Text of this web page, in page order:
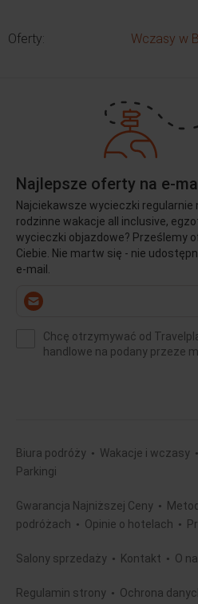
Oferty: Wczasy w
Najlepsze oferty na e-
Najciekawsze wycieczki regularnie
rodzinne wakacje all inclusive,
wycieczki objazdowe? Prześlemy
Ciebie. Nie martw się - nie
e-mail.
Wprowadź
swój
(wymagane)
Chcę otrzymywać od
handlowe na podany przeze
Biura podróży Wakacje i wczasy
Parkingi
Gwarancja Najniższej Ceny
podróżach
Opinie o hotelach
Salony sprzedaży Kontakt O
Regulamin strony Ochrona